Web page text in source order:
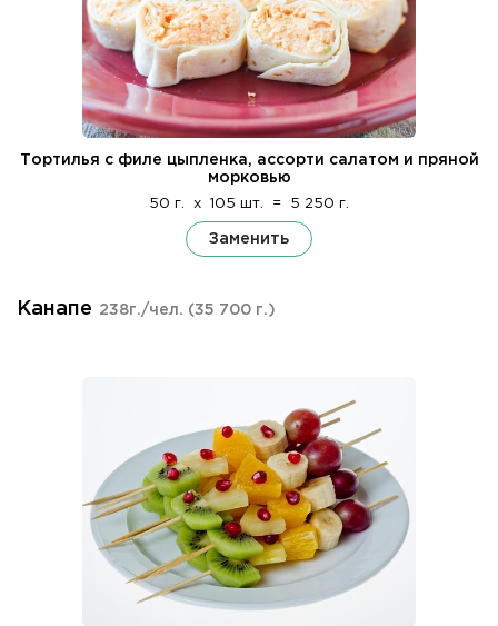
Тортилья с филе цыпленка, ассорти салатом и пряной
морковью
50 г. x 105 шт. = 5 250 г.
Заменить
Канапе 238г./чел. (35 700 г.)